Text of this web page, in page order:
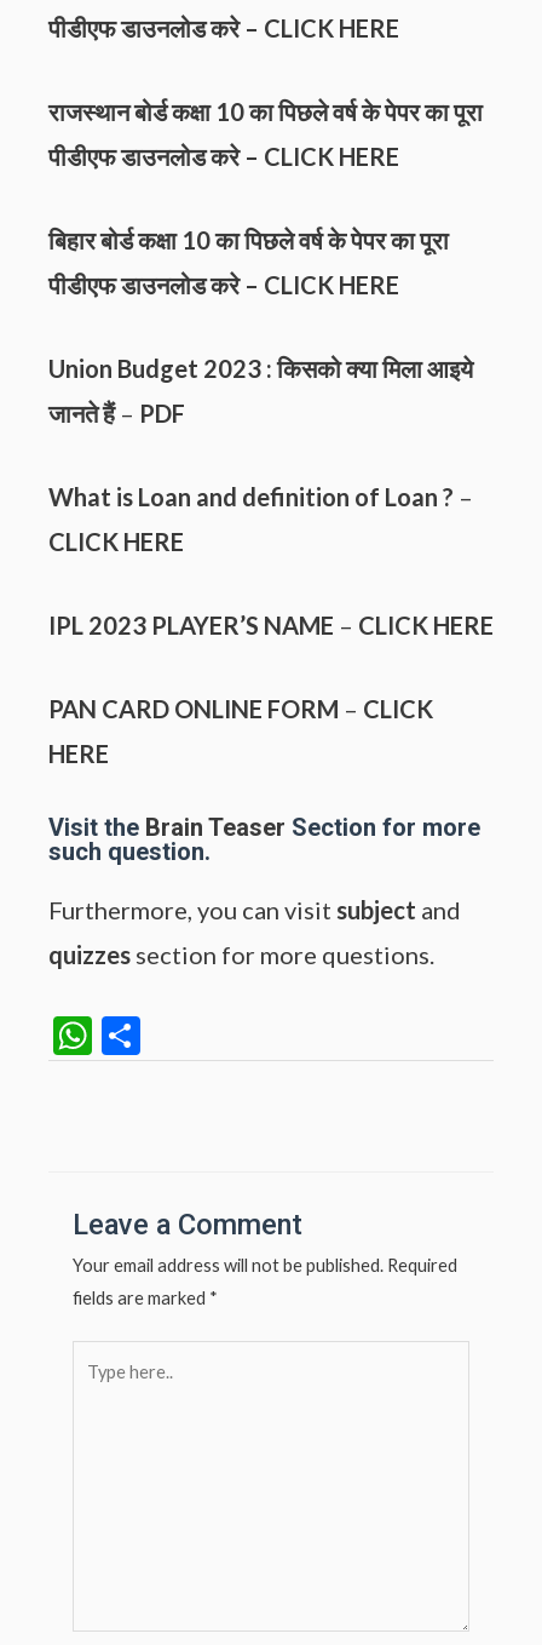
पीडीएफ डाउनलोड करे – CLICK HERE
राजस्थान बोर्ड कक्षा 10 का पिछले वर्ष के पेपर का पूरा
पीडीएफ डाउनलोड करे – CLICK HERE
बिहार बोर्ड कक्षा 10 का पिछले वर्ष के पेपर का पूरा
पीडीएफ डाउनलोड करे – CLICK HERE
Union Budget 2023 : किसको क्या मिला आइये
जानते हैं – PDF
What is Loan and definition of Loan ? –
CLICK HERE
IPL 2023 PLAYER’S NAME – CLICK HERE
PAN CARD ONLINE FORM – CLICK
HERE
Visit the Brain Teaser Section for more
such question.
Furthermore, you can visit subject and
quizzes section for more questions.
W
h
p
p
h
Leave a Comment
Your email address will not be published. Required
fields are marked *
here..